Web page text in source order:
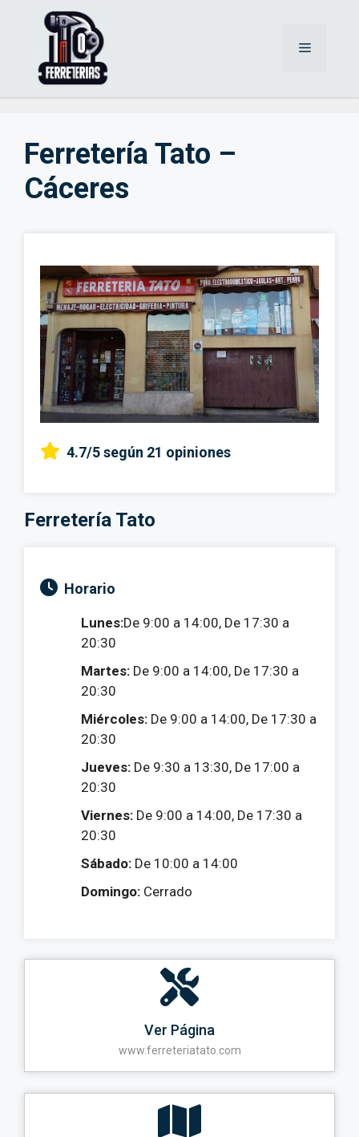
Menú
Ferretería Tato –
Cáceres
4.7/5según 21 opiniones
Ferretería Tato
Horario
Lunes:De 9:00 a 14:00, De 17:30 a
20:30
Martes: De 9:00 a 14:00, De 17:30 a
20:30
Miércoles: De 9:00 a 14:00, De 17:30 a
20:30
Jueves: De 9:30 a 13:30, De 17:00 a
20:30
Viernes: De 9:00 a 14:00, De 17:30 a
20:30
Sábado: De 10:00 a 14:00
Domingo: Cerrado
Ver Página
www.ferreteriatato.com